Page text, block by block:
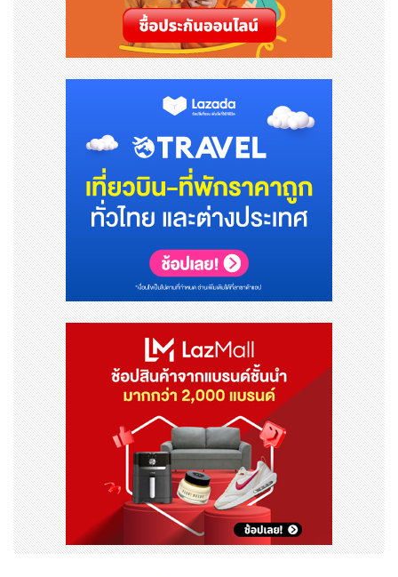
งการ และในปริมาณที่ลูกค้าต้องการ
*3: ระบบบริหารจัดการสินค้าคงคลังที่ซัพพลายเออร์ (ผู้จัดจ
ำหน่าย) จะเป็นผู้รับผิดชอบในการจัดการสินค้าคงคลังและด
ำเนินการสั่งซื้อเพื่อเติมสินค้าในนามของลูกค้า
เกี่ยวกับเอ็นเอ็กซ์ กรุ๊ป : https://drive.google.com/file/
d/1mbvBL6C8THZNrR5LREgGeafNkEdaAmV-/vie
w?usp=drive_link
เว็บไซต์อย่างเป็นทางการ : https://www.nipponexpres
s.com/
บัญชีลิงด์อินอย่างเป็นทางการ : https://www.linkedin.c
om/company/nippon-express-group/
ที่มา : นิปปอน เอ็กซ์เพรส โฮลดิงส์ อิงค์
โพสต์ : บริษัท ดาต้าเซ็ต จำกัด
เผยแพร่ : พีอาร์ นิวส์ ไทยแลนด์